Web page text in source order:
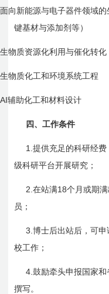
面向新能源与电子器件领域
键基材与添加剂等）
生物质资源化利用与催化转化
生物质化工和环境系统工程
AI辅助化工和材料设计
四、工作条件
1.提供充足的科研经
级科研平台开展研究；
2.在站满18个月或期
员；
3.博士后出站后，可
校工作；
4.鼓励牵头申报国家
撰写。